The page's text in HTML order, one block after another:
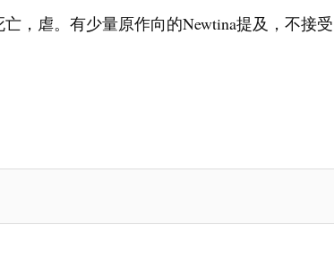
，虐。有少量原作向的Newtina提及，不接